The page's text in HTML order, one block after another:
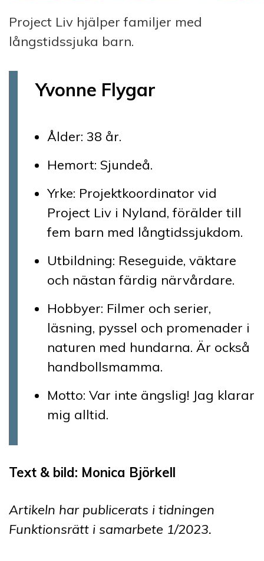
Project Liv hjälper familjer med
långstidssjuka barn.
Yvonne Flygar
Ålder: 38 år.
Hemort: Sjundeå.
Yrke: Projektkoordinator vid
Project Liv i Nyland, förälder till
fem barn med långtidssjukdom.
Utbildning: Reseguide, väktare
och nästan färdig närvårdare.
Hobbyer: Filmer och serier,
läsning, pyssel och promenader i
naturen med hundarna. Är också
handbollsmamma.
Motto: Var inte ängslig! Jag klarar
mig alltid.
Text & bild: Monica Björkell
Artikeln har publicerats i tidningen
Funktionsrätt i samarbete 1/2023.